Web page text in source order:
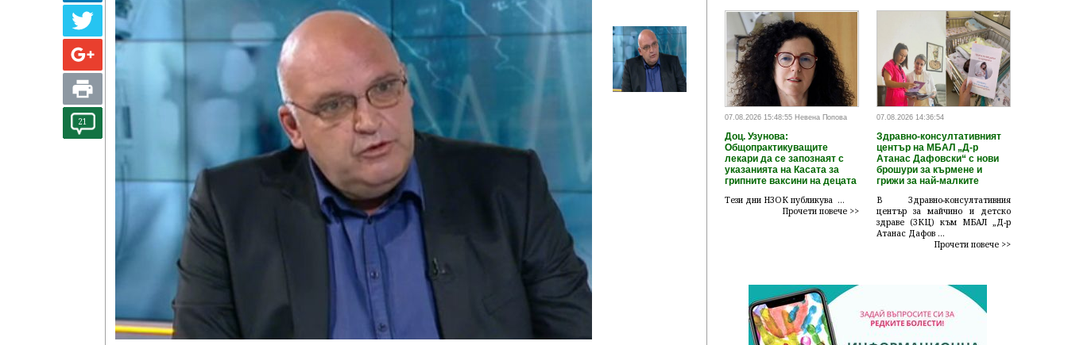
21 07.08.2026 15:48:55 Невена Попова
Доц. Узунова:
Общопрактикуващите
лекари да се запознаят с
указанията на Касата за
грипните ваксини на децата
Тези дни НЗОК публикува ...
Прочети повече >>
07.08.2026 14:36:54
Здравно-консултативният
център на МБАЛ „Д-р
Атанас Дафовски“ с нови
брошури за кърмене и
грижи за най-малките
В Здравно-консултативния
център за майчино и детско
здраве (ЗКЦ) към МБАЛ „Д-р
Атанас Дафов ...
Прочети повече >>